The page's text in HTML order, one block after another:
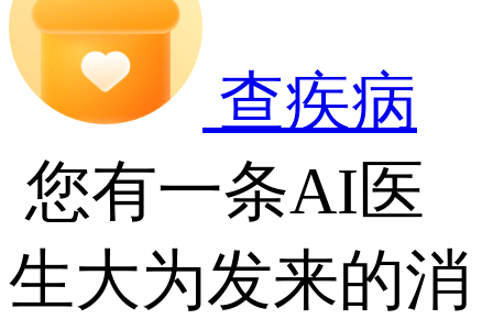
查疾病
您有一条AI医
生大为发来的消